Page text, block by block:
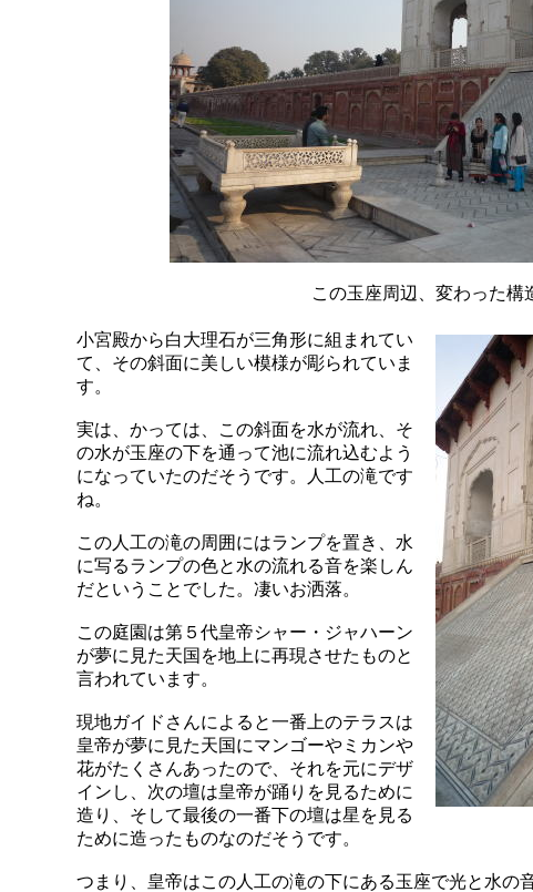
この玉座周辺、変わった構
小宮殿から白大理石が三角形に組まれてい
て、その斜面に美しい模様が彫られていま
す。
実は、かっては、この斜面を水が流れ、そ
の水が玉座の下を通って池に流れ込むよう
になっていたのだそうです。人工の滝です
ね。
この人工の滝の周囲にはランプを置き、水
に写るランプの色と水の流れる音を楽しん
だということでした。凄いお洒落。
この庭園は第５代皇帝シャー・ジャハーン
が夢に見た天国を地上に再現させたものと
言われています。
現地ガイドさんによると一番上のテラスは
皇帝が夢に見た天国にマンゴーやミカンや
花がたくさんあったので、それを元にデザ
インし、次の壇は皇帝が踊りを見るために
造り、そして最後の一番下の壇は星を見る
ために造ったものなのだそうです。
つまり、皇帝はこの人工の滝の下にある玉座で光と水の